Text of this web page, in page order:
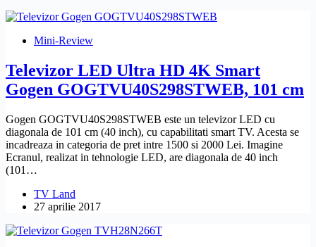
Mini-Review
Televizor LED Ultra HD 4K Smart
Gogen GOGTVU40S298STWEB, 101 cm
Gogen GOGTVU40S298STWEB este un televizor LED cu
diagonala de 101 cm (40 inch), cu capabilitati smart TV. Acesta se
incadreaza in categoria de pret intre 1500 si 2000 Lei. Imagine
Ecranul, realizat in tehnologie LED, are diagonala de 40 inch
(101…
TV Land
27 aprilie 2017